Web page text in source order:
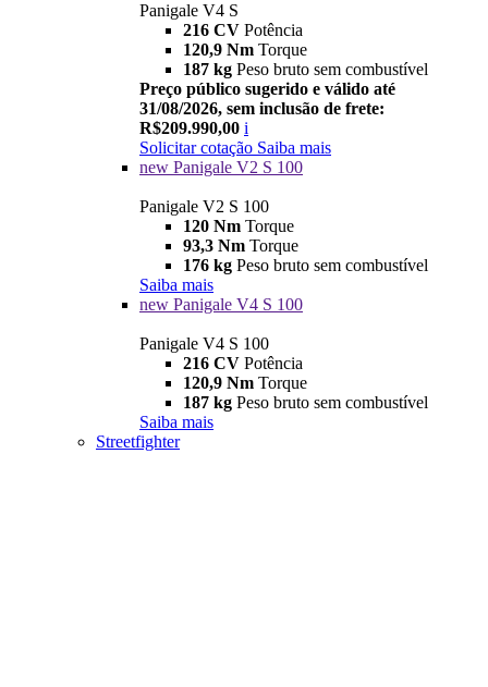
Panigale V4 S
216 CV Potência
120,9 Nm Torque
187 kg Peso bruto sem combustível
Preço público sugerido e válido até
31/08/2026, sem inclusão de frete:
R$209.990,00 i
Solicitar cotação Saiba mais
new Panigale V2 S 100
Panigale V2 S 100
120 Nm Torque
93,3 Nm Torque
176 kg Peso bruto sem combustível
Saiba mais
new Panigale V4 S 100
Panigale V4 S 100
216 CV Potência
120,9 Nm Torque
187 kg Peso bruto sem combustível
Saiba mais
Streetfighter